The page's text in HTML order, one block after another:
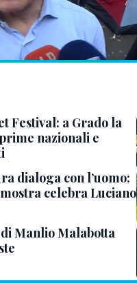
Festival: a Grado la
nazionali e
dialoga con l’uomo:
celebra Luciano
Manlio Malabotta